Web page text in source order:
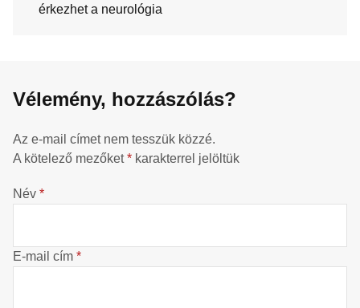
érkezhet a neurológia
Vélemény, hozzászólás?
Az e-mail címet nem tesszük közzé.
A kötelező mezőket* karakterrel jelöltük
Név *
E-mail cím *